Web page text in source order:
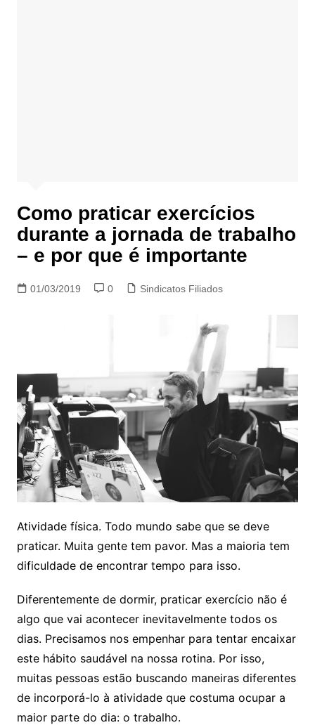
Como praticar exercícios
durante a jornada de trabalho
– e por que é importante
01/03/2019 0 Sindicatos Filiados
Atividade física. Todo mundo sabe que se deve
praticar. Muita gente tem pavor. Mas a maioria tem
dificuldade de encontrar tempo para isso.
Diferentemente de dormir, praticar exercício não é
algo que vai acontecer inevitavelmente todos os
dias. Precisamos nos empenhar para tentar encaixar
este hábito saudável na nossa rotina. Por isso,
muitas pessoas estão buscando maneiras diferentes
de incorporá-lo à atividade que costuma ocupar a
maior parte do dia: o trabalho.